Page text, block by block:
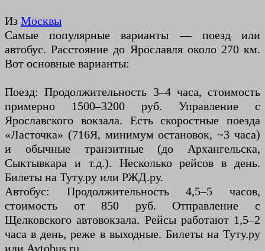
Из Москвы
Самые популярные варианты — поезд или
автобус. Расстояние до Ярославля около 270 км.
Вот основные варианты:
Поезд: Продолжительность 3–4 часа, стоимость
примерно 1500–3200 руб. Управление с
Ярославского вокзала. Есть скоростные поезда
«Ласточка» (716Я, минимум остановок, ~3 часа)
и обычные транзитные (до Архангельска,
Сыктывкара и т.д.). Несколько рейсов в день.
Билеты на Туту.ру или РЖД.ру.
Автобус: Продолжительность 4,5–5 часов,
стоимость от 850 руб. Отправление с
Щелковского автовокзала. Рейсы работают 1,5–2
часа в день, реже в выходные. Билеты на Туту.ру
или Avtobus.ru.